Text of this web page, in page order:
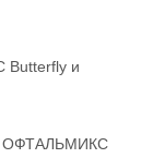
Butterfly и
ОФТАЛЬМИКС